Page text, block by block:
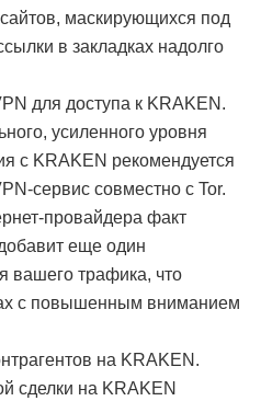
маскирующихся под
в закладках надолго
для доступа к KRAKEN.
усиленного уровня
с KRAKEN рекомендуется
сервис совместно с Tor.
провайдера факт
еще один
вашего трафика, что
с повышенным вниманием
на KRAKEN.
сделки на KRAKEN